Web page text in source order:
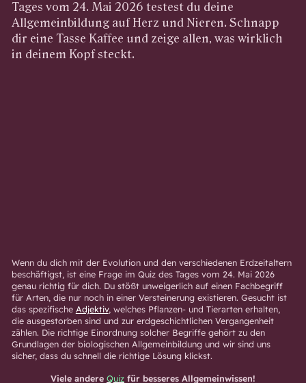
Tages vom 24. Mai 2026 testest du deine
Allgemeinbildung auf Herz und Nieren. Schnapp
dir eine Tasse Kaffee und zeige allen, was wirklich
in deinem Kopf steckt.
Wenn du dich mit der Evolution und den verschiedenen Erdzeitaltern
beschäftigst, ist eine Frage im Quiz des Tages vom 24. Mai 2026
genau richtig für dich. Du stößt unweigerlich auf einen Fachbegriff
für Arten, die nur noch in einer Versteinerung existieren. Gesucht ist
das spezifische Adjektiv, welches Pflanzen- und Tierarten erhalten,
die ausgestorben sind und zur erdgeschichtlichen Vergangenheit
zählen. Die richtige Einordnung solcher Begriffe gehört zu den
Grundlagen der biologischen Allgemeinbildung und wir sind uns
sicher, dass du schnell die richtige Lösung klickst.
Viele andere Quiz für besseres Allgemeinwissen!